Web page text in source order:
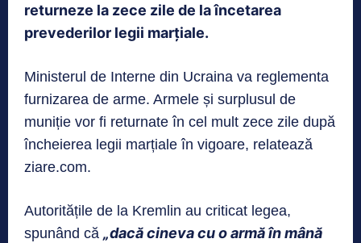
returneze la zece zile de la încetarea
prevederilor legii marțiale.
Ministerul de Interne din Ucraina va reglementa
furnizarea de arme. Armele și surplusul de
muniție vor fi returnate în cel mult zece zile după
încheierea legii marțiale în vigoare, relatează
ziare.com.
Autoritățile de la Kremlin au criticat legea,
spunând că „dacă cineva cu o armă în mână